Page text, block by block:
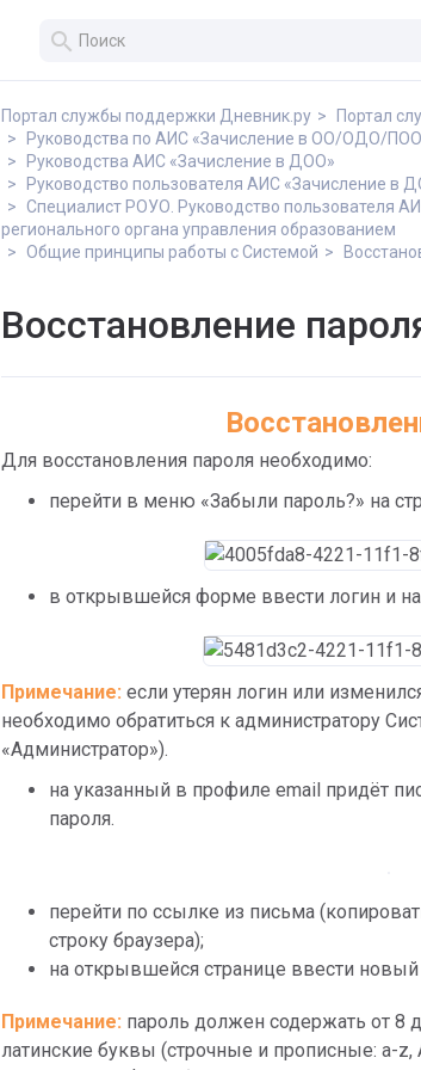
search
Портал службы поддержки Дневник.ру
Портал
Руководства по АИС «Зачисление в ОО/ОДО/
Руководства АИС «Зачисление в ДОО»
Руководство пользователя АИС «Зачисление в
Специалист РОУО. Руководство пользователя
регионального органа управления образованием
Общие принципы работы с Системой
Восстановление
Для восстановления пароля необходимо:
перейти в меню «Забыли пароль?» на
в открывшейся форме ввести логин и
Примечание: если утерян логин или
необходимо обратиться к администратору
«Администратор»).
на указанный в профиле email придёт
пароля.
перейти по ссылке из письма
строку браузера);
на открывшейся странице ввести
Примечание: пароль должен содержать от 8
латинские буквы (строчные и прописные: a-